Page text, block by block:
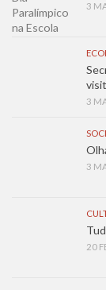
3
3
3
20